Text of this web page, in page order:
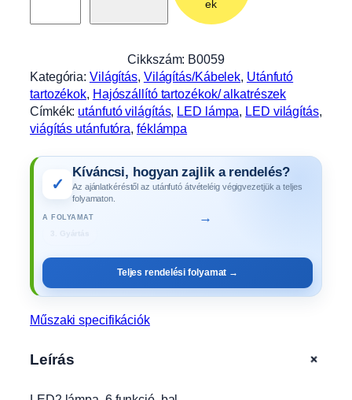
a
,
6
f
n
B
5
ek
Cikkszám: B0059
Kategória: Világítás, Világítás/Kábelek, Utánfutó
tartozékok, Hajószállító tartozékok/ alkatrészek
Címkék: utánfutó világítás, LED lámpa, LED világítás
viágítás utánfutóra, féklámpa
✓
Kíváncsi, hogyan zajlik a rendelés?
Az ajánlatkéréstől az utánfutó átvételéig végigvezetjük a teljes
folyamaton.
A FOLYAMAT →
Teljes rendelési folyamat →
Műszaki specifikációk
Leírás +